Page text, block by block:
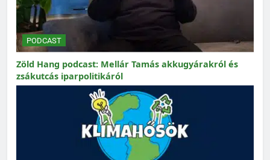
PODCAST
Zöld Hang podcast: Mellár Tamás akkugyárakról és
zsákutcás iparpolitikáról